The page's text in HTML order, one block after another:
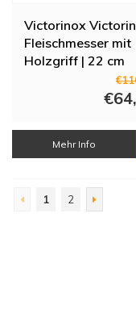
Victorinox
Fleischmesser mit
Holzgriff | 22 cm
Mehr Info
1 2